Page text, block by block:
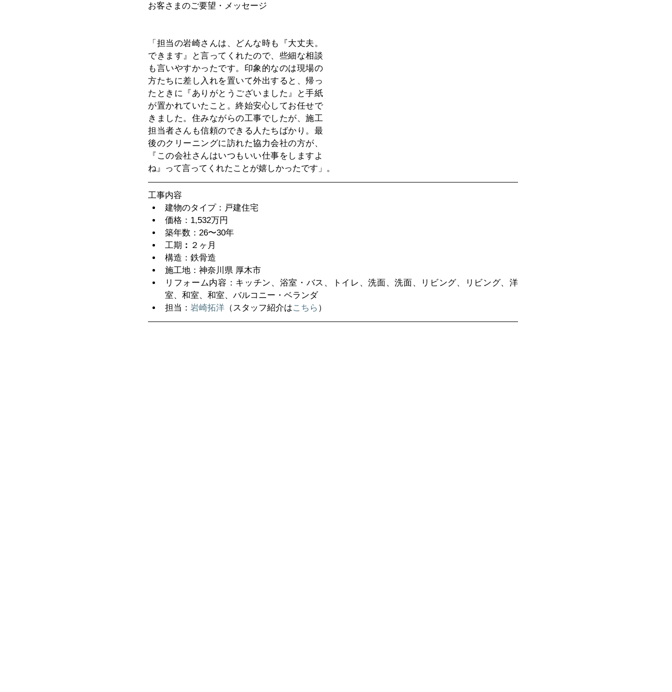
お客さまのご要望・メッセージ
「担当の岩崎さんは、どんな時も『大丈夫。
できます』と言ってくれたので、些細な相談
も言いやすかったです。印象的なのは現場の
方たちに差し入れを置いて外出すると、帰っ
たときに『ありがとうございました』と手紙
が置かれていたこと。終始安心してお任せで
きました。住みながらの工事でしたが、施工
担当者さんも信頼のできる人たちばかり。最
後のクリーニングに訪れた協力会社の方が、
『この会社さんはいつもいい仕事をしますよ
ね』って言ってくれたことが嬉しかったです」。
工事内容​
建物のタイプ：戸建住宅
価格：1,532万円
築年数：26〜30年
工期 ： ２ヶ月
構造：鉄骨造
施工地：神奈川県 厚木市
リフォーム内容：キッチン、浴室・バス、トイレ、洗面、洗面、リビング、リビング、洋
室、和室、和室、バルコニー・ベランダ
担当： 岩崎拓洋 （スタッフ紹介はこちら ）